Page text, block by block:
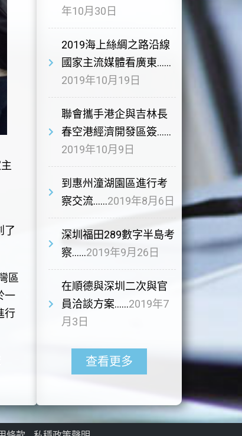
了
區
一
行
年10月30日
2019海上絲綢之路沿線
國家主流媒體看廣東……
2019年10月19日
聯會攜手港企與吉林長
春空港經濟開發區簽……
2019年10月9日
到惠州潼湖園區進行考
察交流……2019年8月6日
深圳福田289數字半島考
察……2019年9月26日
在順德與深圳二次與官
員洽談方案……2019年7
月3日
查看更多